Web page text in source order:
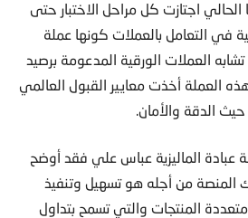
اجتازت كل مراحل الاختبار حتى
في التعامل بالعملات كونها عملة
العملات الورقية المدعومة برصيد
العملة أخذت معايير القبول العالمي
الدقة والأمان.
الماليزية عباس علي فقد أوضح
المنصة من أجله هو تسهيل وتنفيذ
متعددة المنتجات والتي تسمح بتداول